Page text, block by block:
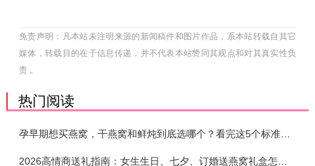
免责声明：凡本站未注明来源的新闻稿件和图片作品，系本站转载自其它
媒体，转载目的在于信息传递，并不代表本站赞同其观点和对其真实性负
责 。
热门阅读
孕早期想买燕窝，干燕窝和鲜炖到底选哪个？看完这5个标准再下单